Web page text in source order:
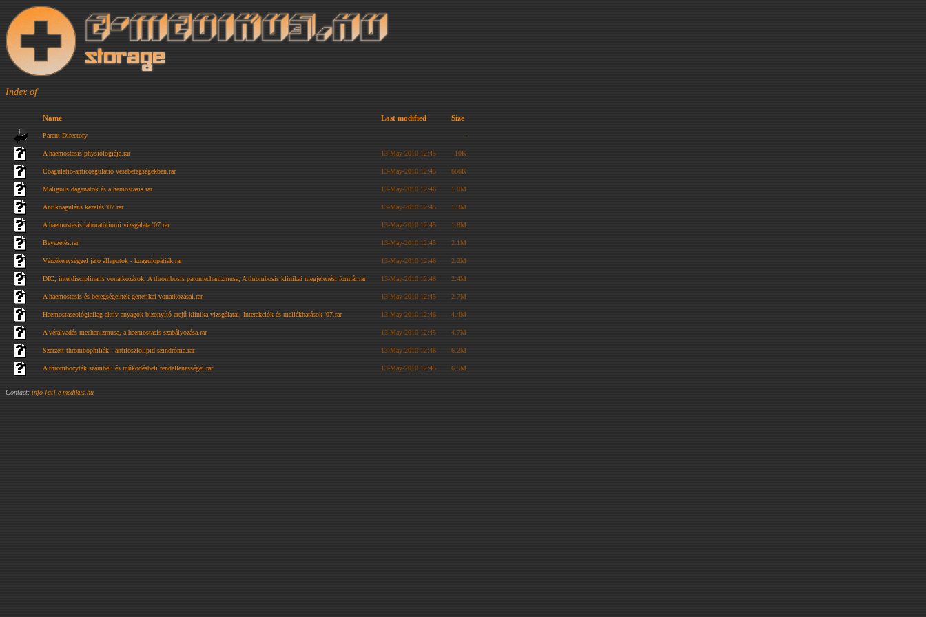
Index of
Name Last modified Size
Parent Directory -
A haemostasis physiologiája.rar 13-May-2010 12:45 10K
Coagulatio-anticoagulatio vesebetegségekben.rar 13-May-2010 12:45 666K
Malignus daganatok és a hemostasis.rar 13-May-2010 12:46 1.0M
Antikoaguláns kezelés '07.rar 13-May-2010 12:45 1.3M
A haemostasis laboratóriumi vizsgálata '07.rar 13-May-2010 12:45 1.8M
Bevezetés.rar 13-May-2010 12:45 2.1M
Vérzékenységgel járó állapotok - koagulopátiák.rar 13-May-2010 12:46 2.2M
DIC, interdisciplinaris vonatkozások, A thrombosis patomechanizmusa, A thrombosis klinikai megjelenési formái.rar 13-May-2010 12:46 2.4M
A haemostasis és betegségeinek genetikai vonatkozásai.rar 13-May-2010 12:45 2.7M
Haemostaseológiailag aktív anyagok bizonyító erejű klinika vizsgálatai, Interakciók és mellékhatások '07.rar 13-May-2010 12:46 4.4M
A véralvadás mechanizmusa, a haemostasis szabályozása.rar 13-May-2010 12:45 4.7M
Szerzett thrombophiliák - antifoszfolipid szindróma.rar 13-May-2010 12:46 6.2M
A thrombocyták számbeli és működésbeli rendellenességei.rar 13-May-2010 12:45 6.5M
Contact: info [at] e-medikus.hu